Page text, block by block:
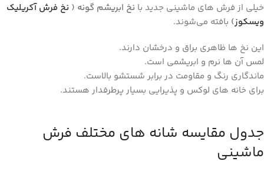
خیلی از فرش‌ های ماشینی جدید با نخ ابریشم‌ گونه ( نخ فرش آکریلیک
ویسکوز) بافته می‌شوند.
این نخ‌ ها ظاهری براق و درخشان دارند.
لمس آن‌ ها نرم و ابریشمی است.
ماندگاری رنگ و مقاومت در برابر شستشو بالاست.
برای خانه‌ های لوکس و پذیرایی بسیار پرطرفدار هستند.
جدول مقایسه شانه‌ های مختلف فرش
ماشینی